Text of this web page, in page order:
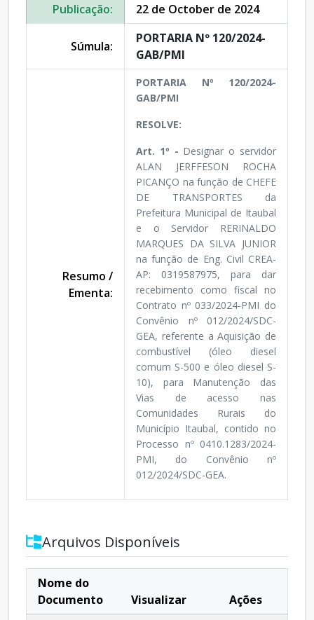
Publicação:
22 de October de 2024
Súmula:
PORTARIA Nº 120/2024-
GAB/PMI
Resumo /
Ementa:
PORTARIA Nº 120/2024-
GAB/PMI
RESOLVE:
Art. 1º - Designar o servidor
ALAN JERFFESON ROCHA
PICANÇO na função de CHEFE
DE TRANSPORTES da
Prefeitura Municipal de Itaubal
e o Servidor RERINALDO
MARQUES DA SILVA JUNIOR
na função de Eng. Civil CREA-
AP: 0319587975, para dar
recebimento como fiscal no
Contrato nº 033/2024-PMI do
Convênio nº 012/2024/SDC-
GEA, referente a Aquisição de
combustível (óleo diesel
comum S-500 e óleo diesel S-
10), para Manutenção das
Vias de acesso nas
Comunidades Rurais do
Município Itaubal, contido no
Processo nº 0410.1283/2024-
PMI, do Convênio nº
012/2024/SDC-GEA.
Arquivos Disponíveis
Nome do
Documento
Visualizar
Ações